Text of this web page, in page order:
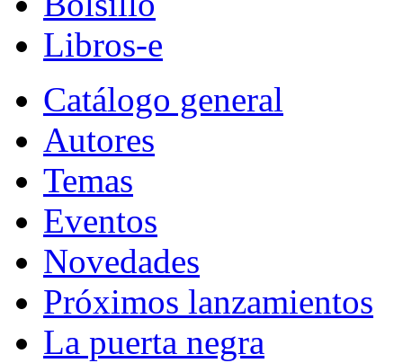
Libros-e
Catálogo general
Autores
Temas
Eventos
Novedades
Próximos lanzamientos
La puerta negra